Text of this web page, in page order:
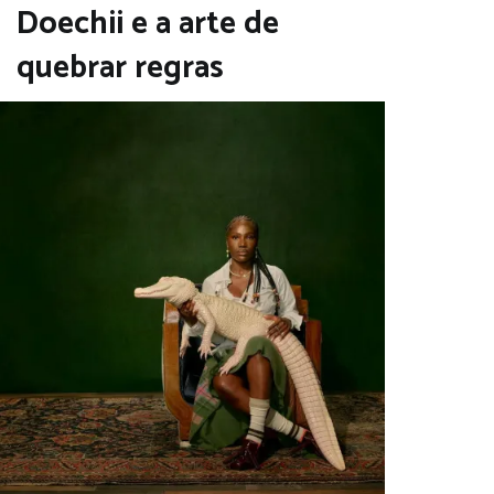
Doechii e a arte de
quebrar regras